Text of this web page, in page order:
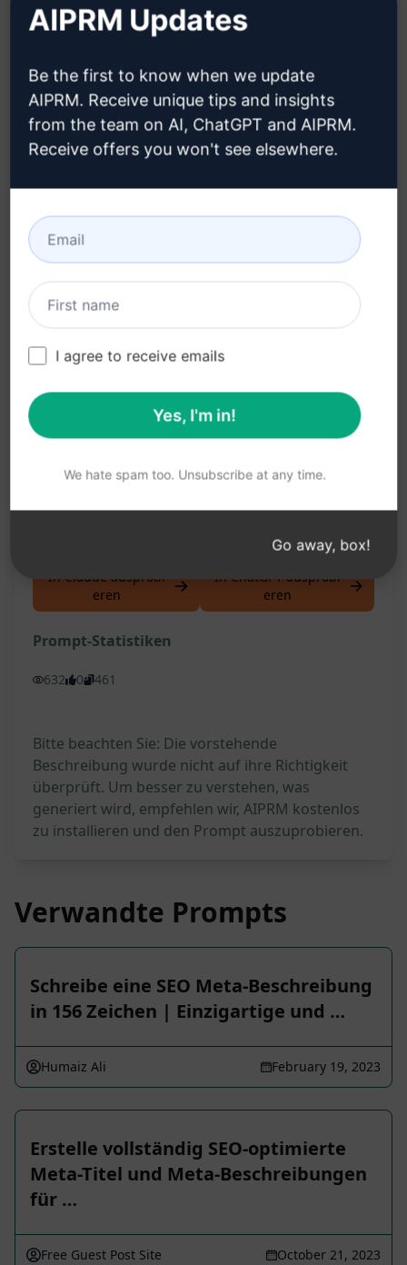
Beschreibung:
Funktionen:
Erstellt ein einzigartiges, SEO-optimiertes
Langform-Artikel
Verwendet die NANA Version für einzigartigen
Inhalt
Bietet einen klaren und strukturierten
Garantiert Plagiatfreiheit für hochwertigen
Erhalte hochwertige, einzigartige Artikel
Erhalte einen klaren Überblick über den Artikel
Sichere dir Inhalte ohne Plagiate
In Claude ausprobi
eren
In ChatGPT ausprobi
eren
Prompt-Statistiken
632 0 461
Bitte beachten Sie: Die vorstehende
Beschreibung wurde nicht auf ihre Richtigkeit
überprüft. Um besser zu verstehen, was
generiert wird, empfehlen wir, AIPRM kostenlos
zu installieren und den Prompt auszuprobieren.
Verwandte Prompts
Schreibe eine SEO Meta-Beschreibung
in 156 Zeichen | Einzigartige und …
Humaiz Ali February 19, 2023
Erstelle vollständig SEO-optimierte
Meta-Titel und Meta-Beschreibungen
für …
Free Guest Post Site October 21, 2023
AIPRM Updates
Be the first to know when we update
AIPRM. Receive unique tips and insights
from the team on AI, ChatGPT and AIPRM.
Receive offers you won't see elsewhere.
I agree to receive emails
Yes, I'm in!
We hate spam too. Unsubscribe at any time.
Go away, box!